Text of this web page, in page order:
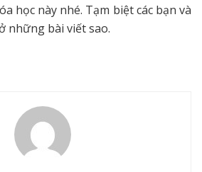
học này nhé. Tạm biệt các bạn và
những bài viết sao.